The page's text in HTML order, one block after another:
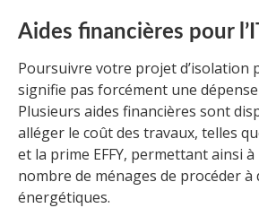
Aides financières pour
Poursuivre votre projet d’isolation
signifie pas forcément une
Plusieurs aides financières sont
alléger le coût des travaux, telles
et la prime EFFY, permettant ainsi
nombre de ménages de procéder
énergétiques.